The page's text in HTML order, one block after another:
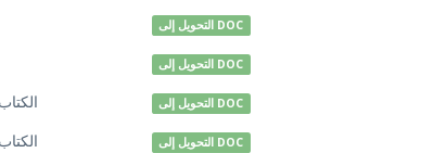
التحويل إلى DOC
التحويل إلى DOC
التحويل إلى DOC
التحويل إلى DOC